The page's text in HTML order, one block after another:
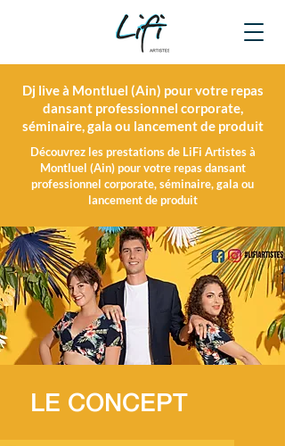
Dj live à Montluel (Ain) pour votre repas
dansant professionnel corporate,
séminaire, gala ou lancement de produit
Découvrez les prestations de LiFi Artistes à
Montluel (Ain) pour votre repas dansant
professionnel corporate, séminaire, gala ou
lancement de produit
LE CONCEPT